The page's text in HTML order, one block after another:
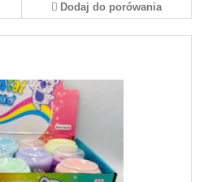
Dodaj do porówania